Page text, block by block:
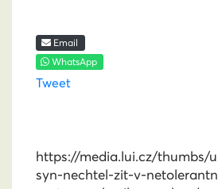
Email
WhatsApp
Tweet
https://media.lui.cz/thumbs/
syn-nechtel-zit-v-